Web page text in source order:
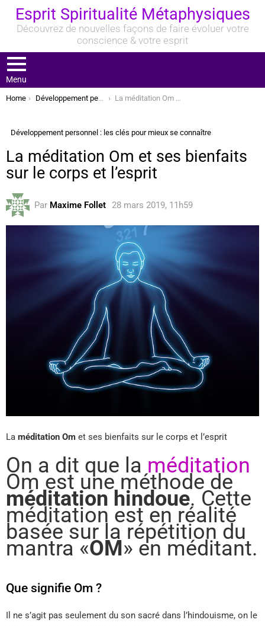
Esprit Spiritualité Métaphysiques
Découvrez de nouvelles façons de faire évoluer votre
conscience & votre esprit
Menu
You are here:
Home Développement personnel : les clés pour mieux se connaître La méditation Om et ses bienfaits sur le corps et l’esprit
Développement personnel : les clés pour mieux se connaître
La méditation Om et ses bienfaits
sur le corps et l’esprit
Par Maxime Follet 28 mars 2019, 11h59
La méditation Om et ses bienfaits sur le corps et l’esprit
On a dit que la méditation
Om est une méthode de
méditation hindoue. Cette
méditation est en réalité
basée sur la répétition du
mantra «OM» en méditant.
Que signifie Om ?
Il ne s’agit pas seulement du son sacré dans l’hindouisme, on le